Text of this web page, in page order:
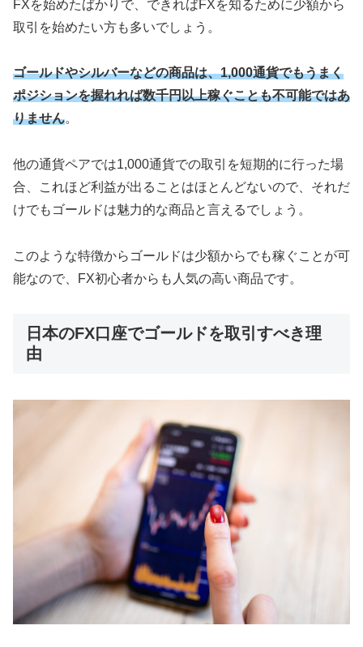
FXを始めたばかりで、できればFXを知るために少額から
取引を始めたい方も多いでしょう。
ゴールドやシルバーなどの商品は、1,000通貨でもうまく
ポジションを握れれば数千円以上稼ぐことも不可能ではあ
りません。
他の通貨ペアでは1,000通貨での取引を短期的に行った場
合、これほど利益が出ることはほとんどないので、それだ
けでもゴールドは魅力的な商品と言えるでしょう。
このような特徴からゴールドは少額からでも稼ぐことが可
能なので、FX初心者からも人気の高い商品です。
日本のFX口座でゴールドを取引すべき理
由